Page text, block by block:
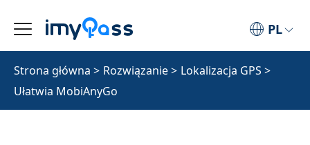
PL
Strona główna > Rozwiązanie> Lokalizacja GPS >
Ułatwia MobiAnyGo